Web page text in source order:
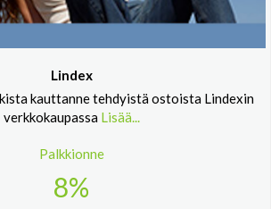
Lindex
kauttanne tehdyistä ostoista Lindexin
verkkokaupassa Lisää...
Palkkionne
8%